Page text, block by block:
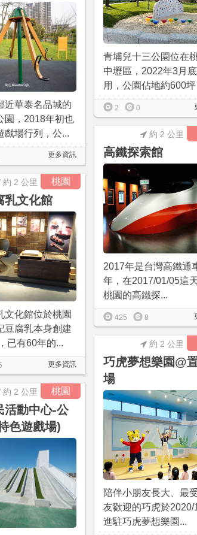
青埔兒十三公園位在
中壢區，2022年3月
用，公園佔地約600坪
2 0
近華泰名品城的
園，2018年初也
戲場行列，公...
更多資訊
約 2 公里
高鐵探索館
2017年是台灣高鐵通
年，在2017/01/05這
桃園的高鐵探...
425 8
桃園
約 2 公里
乳文化館
文化館位於桃園
豆腐乳本身創建
已有60年的...
更多資訊
約 2 公里
巧虎夢想樂園@
場
陪伴小朋友長大、最
友歡迎的巧虎於2020/
進駐巧虎夢想樂園...
桃園
約 2 公里
活動中心-公
色遊戲場)